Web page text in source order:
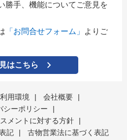
勝手、機能についてご意見を
「お問合せフォーム」
よりご
はこちら
用環境 | 会社概要
|
シーポリシー
|
メントに対する方針
|
記
| 古物営業法に基づく表記